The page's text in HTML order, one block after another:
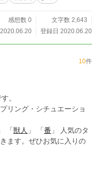
感想数 0
文字数 2,643
登録日 2020.06.20
10件
。
リング・シチュエーショ
」 「 獣人 」 「 番 」 人気のタ
ます。ぜひお気に入りの